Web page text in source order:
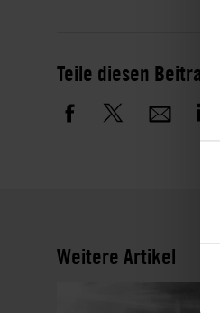
Teile diesen Beitrag
Weitere Artikel